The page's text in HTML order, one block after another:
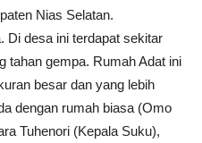
Nias Selatan.
Di desa ini terdapat sekitar
tahan gempa. Rumah Adat ini
besar dan yang lebih
dengan rumah biasa (Omo
Tuhenori (Kepala Suku),